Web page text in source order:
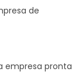
de
empresa pronta